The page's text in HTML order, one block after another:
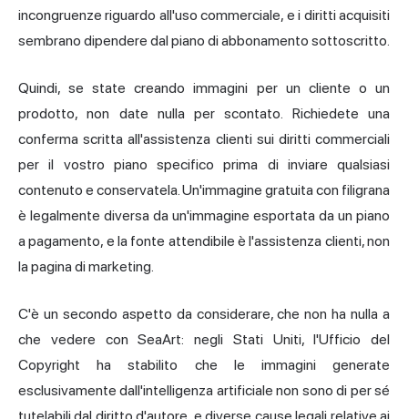
incongruenze riguardo all'uso commerciale, e i diritti acquisiti
sembrano dipendere dal piano di abbonamento sottoscritto.
Quindi, se state creando immagini per un cliente o un
prodotto, non date nulla per scontato. Richiedete una
conferma scritta all'assistenza clienti sui diritti commerciali
per il vostro piano specifico prima di inviare qualsiasi
contenuto e conservatela. Un'immagine gratuita con filigrana
è legalmente diversa da un'immagine esportata da un piano
a pagamento, e la fonte attendibile è l'assistenza clienti, non
la pagina di marketing.
C'è un secondo aspetto da considerare, che non ha nulla a
che vedere con SeaArt: negli Stati Uniti, l'Ufficio del
Copyright ha stabilito che le immagini generate
esclusivamente dall'intelligenza artificiale non sono di per sé